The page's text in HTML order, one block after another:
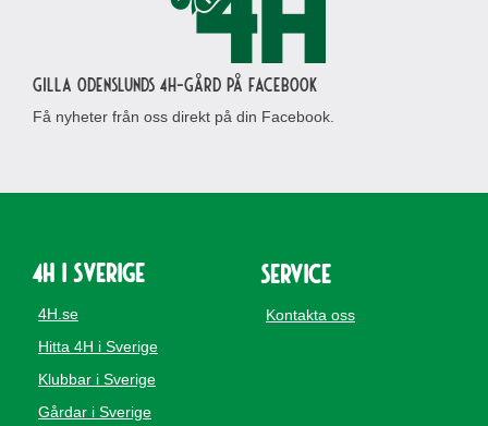
Gilla Odenslunds 4H-gård på Facebook
Få nyheter från oss direkt på din Facebook.
4H i Sverige
4H.se
Hitta 4H i Sverige
Klubbar i Sverige
Gårdar i Sverige
Service
Kontakta oss